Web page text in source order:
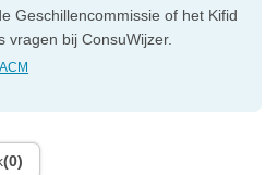
Geschillencommissie of het Kifid
vragen bij ConsuWijzer.
(0)